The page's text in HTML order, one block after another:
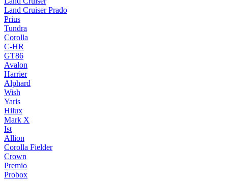
Land Cruiser Prado
Prius
Tundra
Corolla
C-HR
GT86
Avalon
Harrier
Alphard
Wish
Yaris
Hilux
Mark X
Ist
Allion
Corolla Fielder
Crown
Premio
Probox